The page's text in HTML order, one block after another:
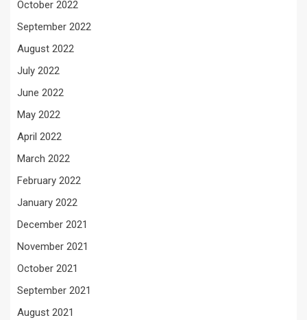
October 2022
September 2022
August 2022
July 2022
June 2022
May 2022
April 2022
March 2022
February 2022
January 2022
December 2021
November 2021
October 2021
September 2021
August 2021